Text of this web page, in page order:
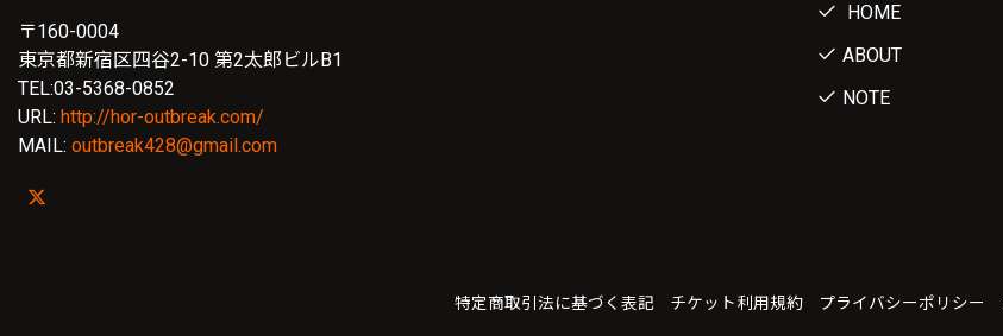
〒160-0004
東京都新宿区四谷2-10 第2太郎ビルB1
TEL:03-5368-0852
URL: http://hor-outbreak.com/
MAIL: outbreak428@gmail.com
HOME
ABOUT
NOTE
特定商取引法に基づく表記 チケット利用規約 プライバシーポリシー